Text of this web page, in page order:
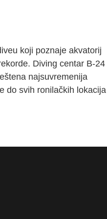
koji poznaje akvatorij
Diving centar B-24
najsuvremenija
do svih ronilačkih lokacija